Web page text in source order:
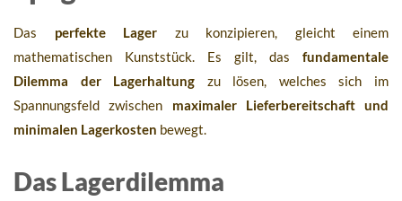
Das perfekte Lager zu konzipieren, gleicht einem
mathematischen Kunststück. Es gilt, das fundamentale
Dilemma der Lagerhaltung zu lösen, welches sich im
Spannungsfeld zwischen maximaler Lieferbereitschaft und
minimalen Lagerkosten bewegt.
Das Lagerdilemma